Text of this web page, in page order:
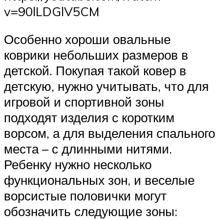
v=90lLDGlV5CM
Особенно хороши овальные
коврики небольших размеров в
детской. Покупая такой ковер в
детскую, нужно учитывать, что для
игровой и спортивной зоны
подходят изделия с коротким
ворсом, а для выделения спального
места – с длинными нитями.
Ребенку нужно несколько
функциональных зон, и веселые
ворсистые половички могут
обозначить следующие зоны: